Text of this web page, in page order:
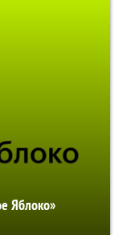
Яблоко»